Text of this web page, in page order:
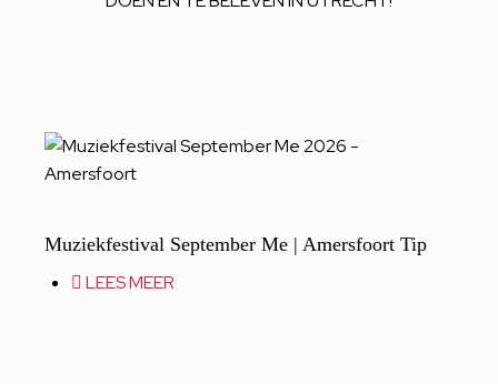
Muziekfestival September Me | Amersfoort Tip
LEES MEER